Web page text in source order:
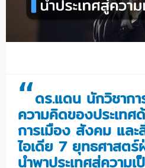
“ดร.แดน นักวิชากา
ความคิดของประเทศ
การเมือง สังคม แล
ไอเดีย 7 ยุทธศาสต
นำพาประเทศสู่ความเ